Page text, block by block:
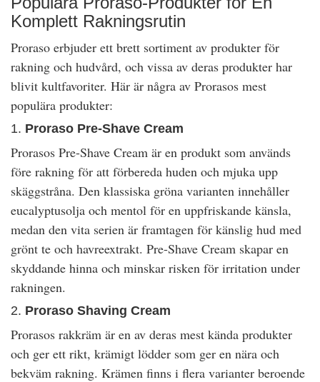
Komplett Rakningsrutin
Proraso erbjuder ett brett sortiment av produkter för
rakning och hudvård, och vissa av deras produkter har
blivit kultfavoriter. Här är några av Prorasos mest
populära produkter:
1. Proraso Pre-Shave Cream
Prorasos Pre-Shave Cream är en produkt som används
före rakning för att förbereda huden och mjuka upp
skäggstråna. Den klassiska gröna varianten innehåller
eucalyptusolja och mentol för en uppfriskande känsla,
medan den vita serien är framtagen för känslig hud med
grönt te och havreextrakt. Pre-Shave Cream skapar en
skyddande hinna och minskar risken för irritation under
rakningen.
2. Proraso Shaving Cream
Prorasos rakkräm är en av deras mest kända produkter
och ger ett rikt, krämigt lödder som ger en nära och
bekväm rakning. Krämen finns i flera varianter beroende